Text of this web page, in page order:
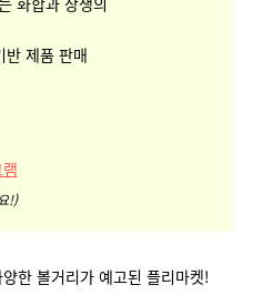
반 제품 판매
!)
한 볼거리가 예고된 플리마켓!